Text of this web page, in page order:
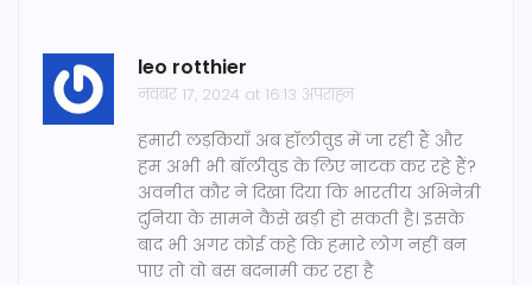
leo rotthier
नवंबर 17, 2024 at 16:13 अपराह्न
हमारी लड़कियाँ अब हॉलीवुड में जा रही हैं और
हम अभी भी बॉलीवुड के लिए नाटक कर रहे हैं?
अवनीत कौर ने दिखा दिया कि भारतीय अभिनेत्री
दुनिया के सामने कैसे खड़ी हो सकती है। इसके
बाद भी अगर कोई कहे कि हमारे लोग नहीं बन
पाए तो वो बस बदनामी कर रहा है